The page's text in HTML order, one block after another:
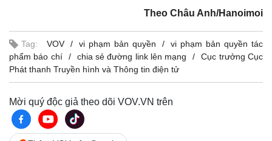
Theo Châu Anh/Hanoimoi
Tag: VOV vi phạm bản quyền
vi phạm bản quyền tác
phẩm báo chí
chia sẻ đường link lên mạng
Cục trưởng Cục
Phát thanh Truyền hình và Thông tin điện tử
Mời quý độc giả theo dõi VOV.VN trên